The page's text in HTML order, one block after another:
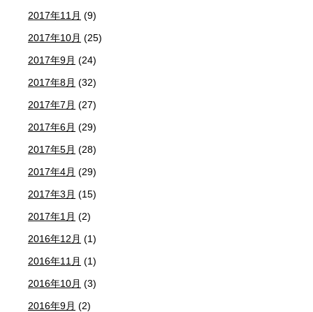
2017年11月 (9)
2017年10月 (25)
2017年9月 (24)
2017年8月 (32)
2017年7月 (27)
2017年6月 (29)
2017年5月 (28)
2017年4月 (29)
2017年3月 (15)
2017年1月 (2)
2016年12月 (1)
2016年11月 (1)
2016年10月 (3)
2016年9月 (2)